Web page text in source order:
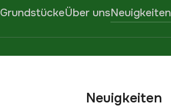
GrundstückeÜber unsNeuigkeiten
Neuigkeiten